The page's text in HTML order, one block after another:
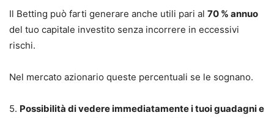
Il Betting può farti generare anche utili pari al 70 % annuo
del tuo capitale investito senza incorrere in eccessivi
rischi.
Nel mercato azionario queste percentuali se le sognano.
5. Possibilità di vedere immediatamente i tuoi guadagni e